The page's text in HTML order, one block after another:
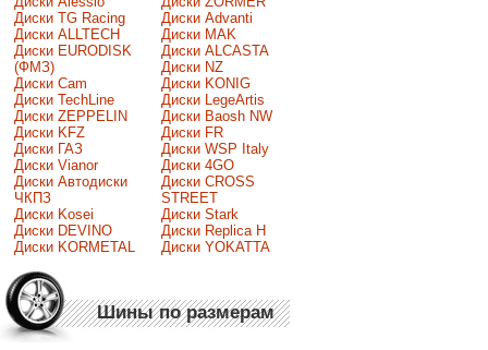
Диски TG Racing
Диски ALLTECH
Диски EURODISK
(ФМЗ)
Диски Cam
Диски TechLine
Диски ZEPPELIN
Диски KFZ
Диски ГАЗ
Диски Vianor
Диски Автодиски
ЧКПЗ
Диски Kosei
Диски DEVINO
Диски KORMETAL
Диски Advanti
Диски MAK
Диски ALCASTA
Диски NZ
Диски KONIG
Диски LegeArtis
Диски Baosh NW
Диски FR
Диски WSP Italy
Диски 4GO
Диски CROSS
STREET
Диски Stark
Диски Replica H
Диски YOKATTA
Шины по размерам